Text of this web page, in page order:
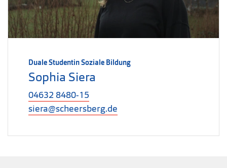
Duale Studentin Soziale Bildung
Sophia Siera
04632 8480-15
siera@scheersberg.de